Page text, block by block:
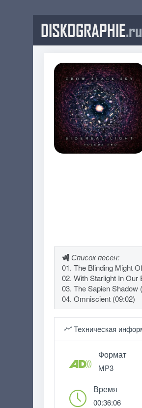
DISKOGRAPHIE.ru
Список песен:
01. The Blinding Might
02. With Starlight In Our
03. The Sapien Shadow
04. Omniscient (09:02)
Техническая
Формат
MP3
Время
00:36:06